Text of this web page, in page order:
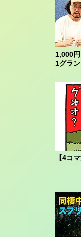
1,000
1グラ
【4コ